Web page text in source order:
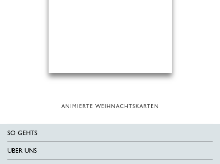
ANIMIERTE WEIHNACHTSKARTEN
SO GEHTS
ÜBER UNS